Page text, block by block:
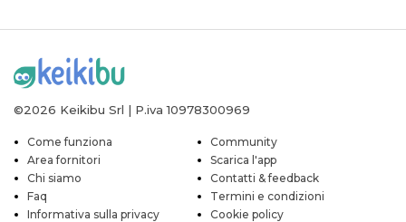
©2026 Keikibu Srl | P.iva 10978300969
Come funziona
Community
Area fornitori
Scarica l'app
Chi siamo
Contatti & feedback
Faq
Termini e condizioni
Informativa sulla privacy
Cookie policy